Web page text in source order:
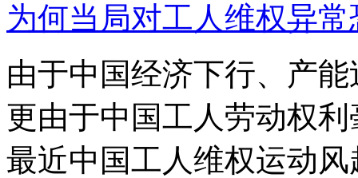
为何当局对工人维权异
由于中国经济下行、产
更由于中国工人劳动权
最近中国工人维权运动